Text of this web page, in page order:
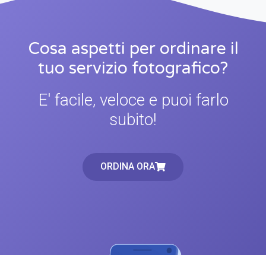
Cosa aspetti per ordinare il
tuo servizio fotografico?
E' facile, veloce e puoi farlo
subito!
ORDINA ORA